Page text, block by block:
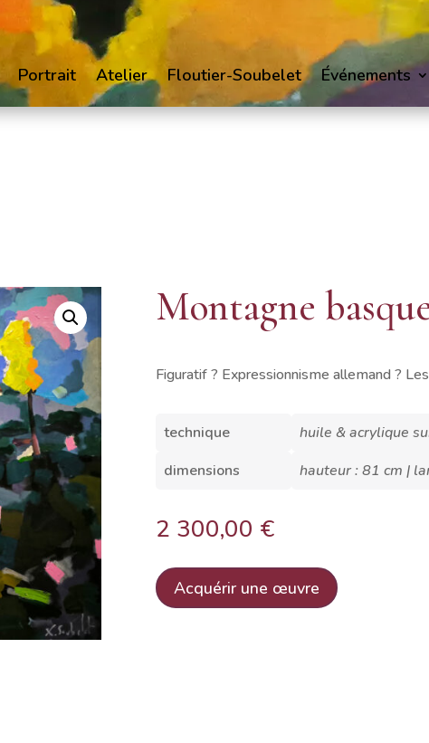
Portrait Atelier Floutier-Soubelet Événements
Montagne
Figuratif ? Expressionnisme allemand ?
technique
huile & acrylique
dimensions
hauteur : 81 cm |
2 300,00 €
Acquérir une œuvre